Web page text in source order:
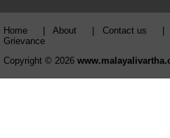
Home About Contact us
Grievance
Copyright © 2026